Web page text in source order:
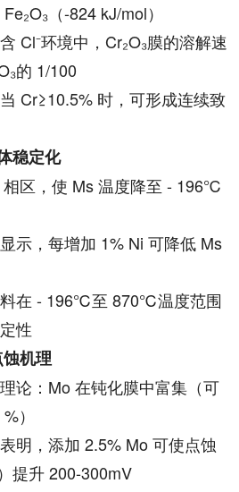
（-824 kJ/mol）
Cl⁻环境中，Cr₂O₃膜的溶解速
的 1/100
Cr≥10.5% 时，可形成连续致
稳定化
区，使 Ms 温度降至 - 196℃
示，每增加 1% Ni 可降低 Ms
料在 - 196℃至 870℃温度范围
性
机理
论：Mo 在钝化膜中富集（可
）
明，添加 2.5% Mo 可使点蚀
提升 200-300mV